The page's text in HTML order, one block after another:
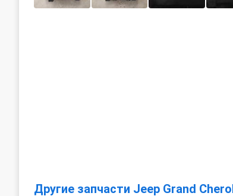
Другие запчасти Jeep Grand